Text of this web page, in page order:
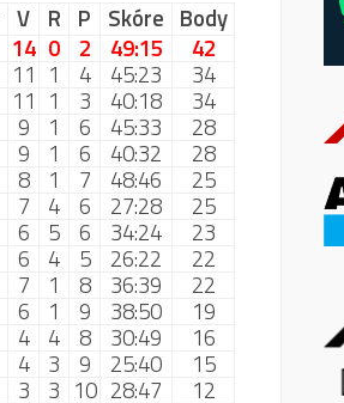
V R P Skóre Body
14 0 2 49:15 42
11 1 4 45:23 34
11 1 3 40:18 34
9 1 6 45:33 28
9 1 6 40:32 28
8 1 7 48:46 25
7 4 6 27:28 25
6 5 6 34:24 23
6 4 5 26:22 22
7 1 8 36:39 22
6 1 9 38:50 19
4 4 8 30:49 16
4 3 9 25:40 15
3 3 10 28:47 12